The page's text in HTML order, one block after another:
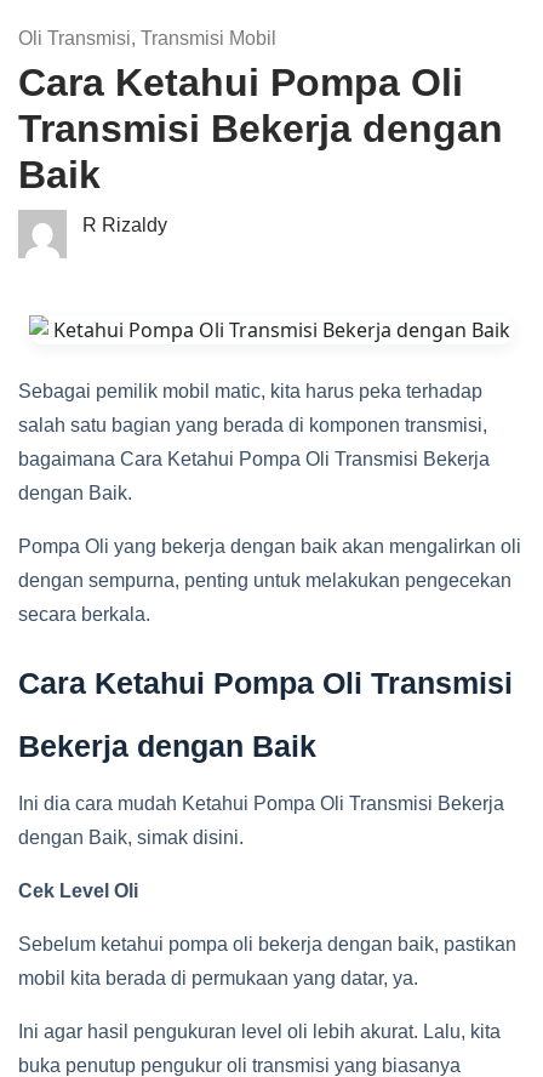
Oli Transmisi, Transmisi Mobil
Cara Ketahui Pompa Oli
Transmisi Bekerja dengan
Baik
R Rizaldy
Sebagai pemilik mobil matic, kita harus peka terhadap
salah satu bagian yang berada di komponen transmisi,
bagaimana Cara Ketahui Pompa Oli Transmisi Bekerja
dengan Baik.
Pompa Oli yang bekerja dengan baik akan mengalirkan oli
dengan sempurna, penting untuk melakukan pengecekan
secara berkala.
Cara Ketahui Pompa Oli Transmisi
Bekerja dengan Baik
Ini dia cara mudah Ketahui Pompa Oli Transmisi Bekerja
dengan Baik, simak disini.
Cek Level Oli
Sebelum ketahui pompa oli bekerja dengan baik, pastikan
mobil kita berada di permukaan yang datar, ya.
Ini agar hasil pengukuran level oli lebih akurat. Lalu, kita
buka penutup pengukur oli transmisi yang biasanya